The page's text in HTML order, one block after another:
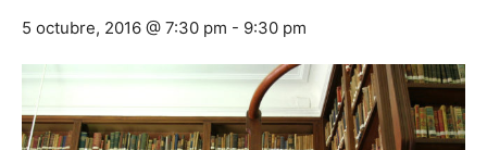
5 octubre, 2016 @ 7:30 pm - 9:30 pm